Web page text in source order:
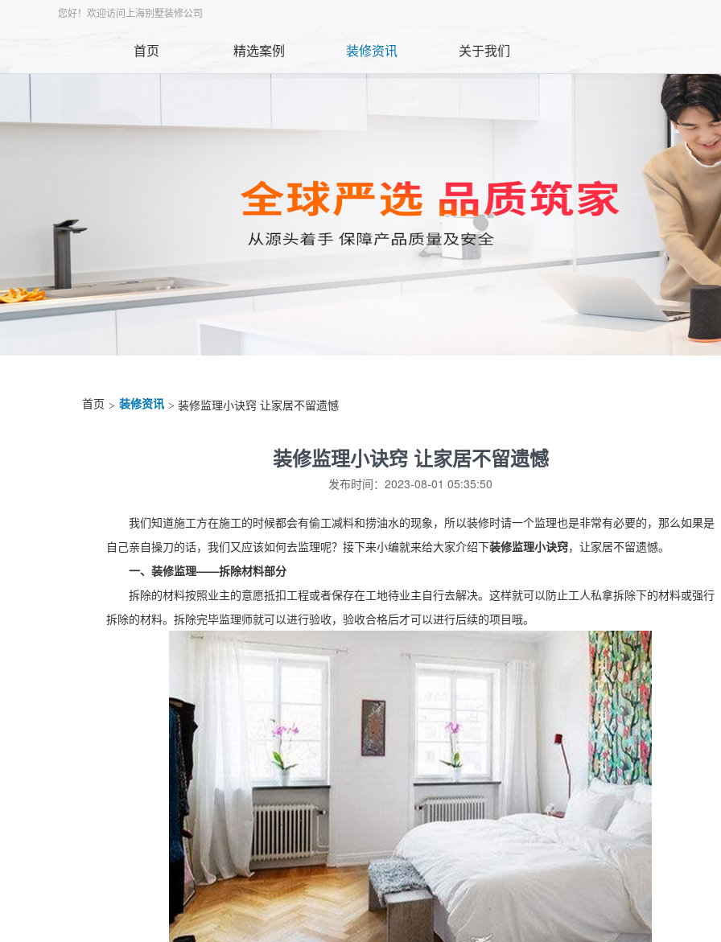
您好！欢迎访问上海别墅装修公司
首页 精选案例 装修资讯 关于我们
首页 > 装修资讯 > 装修监理小诀窍 让家居不留遗憾
装修监理小诀窍 让家居不留遗憾
发布时间：2023-08-01 05:35:50
我们知道施工方在施工的时候都会有偷工减料和捞油水的现象，所以装修时请一个监理也是非常有必要的，那么如果是
自己亲自操刀的话，我们又应该如何去监理呢？接下来小编就来给大家介绍下装修监理小诀窍，让家居不留遗憾。
一、装修监理——拆除材料部分
拆除的材料按照业主的意愿抵扣工程或者保存在工地待业主自行去解决。这样就可以防止工人私拿拆除下的材料或强行
拆除的材料。拆除完毕监理师就可以进行验收，验收合格后才可以进行后续的项目哦。